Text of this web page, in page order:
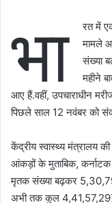
भा
रत में
मामले
संख्या
महीने
आए हैं.वहीं, उपचाराधीन
पिछले साल 12 नवंबर को
केंद्रीय स्वास्थ्य मंत्रालय
आंकड़ों के मुताबिक,
मृतक संख्या बढ़कर
अभी तक कुल